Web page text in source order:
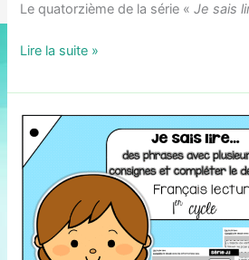
Le quatorzième de la série «Je sais
Livret
Je
sais
lire
des
parties
phrase
et
Lire la suite »